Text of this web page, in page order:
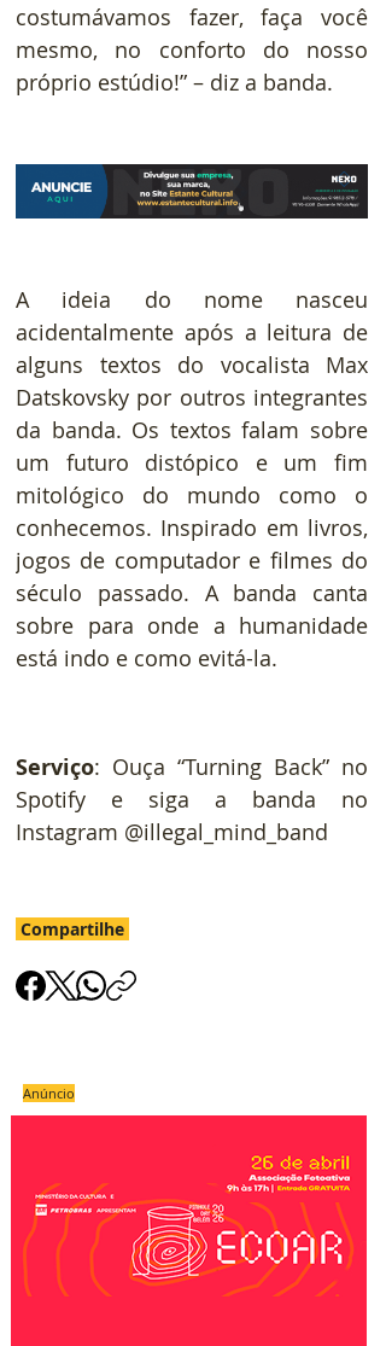
costumávamos fazer, faça você
mesmo, no conforto do nosso
próprio estúdio!” – diz a banda.
A ideia do nome nasceu
acidentalmente após a leitura de
alguns textos do vocalista Max
Datskovsky por outros integrantes
da banda. Os textos falam sobre
um futuro distópico e um fim
mitológico do mundo como o
conhecemos. Inspirado em livros,
jogos de computador e filmes do
século passado. A banda canta
sobre para onde a humanidade
está indo e como evitá-la.
Serviço: Ouça “Turning Back” no
Spotify e siga a banda no
Instagram @illegal_mind_band
Compartilhe
Anúncio